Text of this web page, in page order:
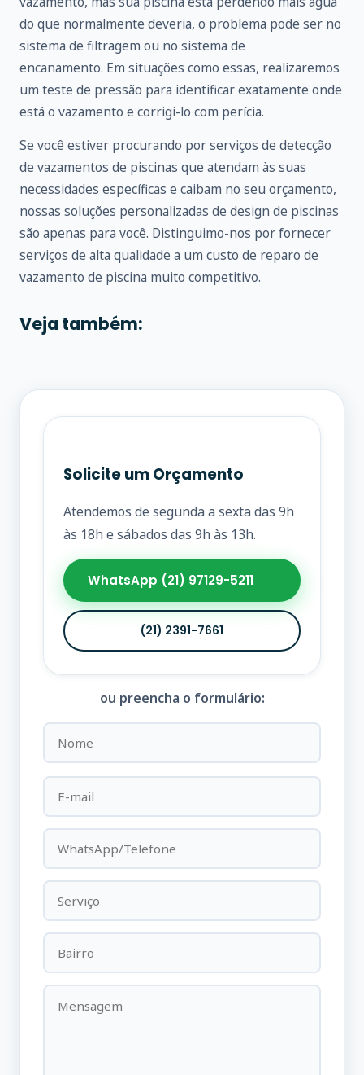
do que normalmente deveria, o problema pode ser no
sistema de filtragem ou no sistema de
encanamento. Em situações como essas, realizaremos
um teste de pressão para identificar exatamente onde
está o vazamento e corrigi-lo com perícia.
Se você estiver procurando por serviços de detecção
de vazamentos de piscinas que atendam às suas
necessidades específicas e caibam no seu orçamento,
nossas soluções personalizadas de design de piscinas
são apenas para você. Distinguimo-nos por fornecer
serviços de alta qualidade a um custo de reparo de
vazamento de piscina muito competitivo.
Veja também:
Solicite um Orçamento
Atendemos de segunda a sexta das 9h
às 18h e sábados das 9h às 13h.
WhatsApp (21) 97129-5211
(21) 2391-7661
ou preencha o formulário: